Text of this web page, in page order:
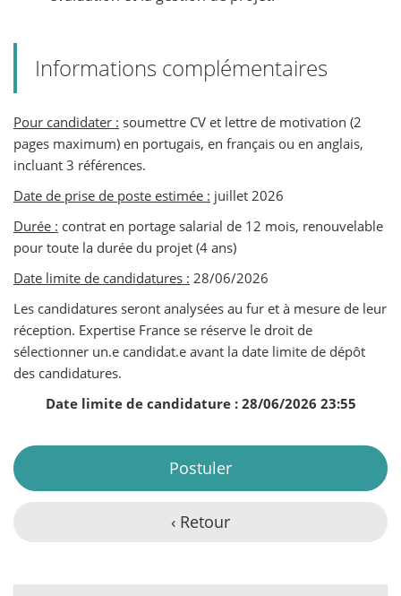
Informations complémentaires
Pour candidater : soumettre CV et lettre de motivation (2
pages maximum) en portugais, en français ou en anglais,
incluant 3 références.
Date de prise de poste estimée : juillet 2026
Durée : contrat en portage salarial de 12 mois, renouvelable
pour toute la durée du projet (4 ans)
Date limite de candidatures : 28/06/2026
Les candidatures seront analysées au fur et à mesure de leur
réception. Expertise France se réserve le droit de
sélectionner un.e candidat.e avant la date limite de dépôt
des candidatures.
Date limite de candidature : 28/06/2026 23:55
Postuler
‹ Retour